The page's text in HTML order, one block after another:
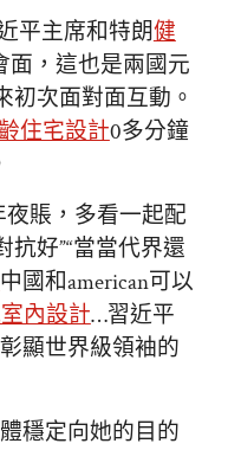
平主席和特朗健
面，這也是兩國元
初次面對面互動。
住宅設計0多分鐘
夜賬，多看一起配
抗好”“當當代界還
中國和american可以
內設計…習近平
顯世界級領袖的
穩定向她的目的